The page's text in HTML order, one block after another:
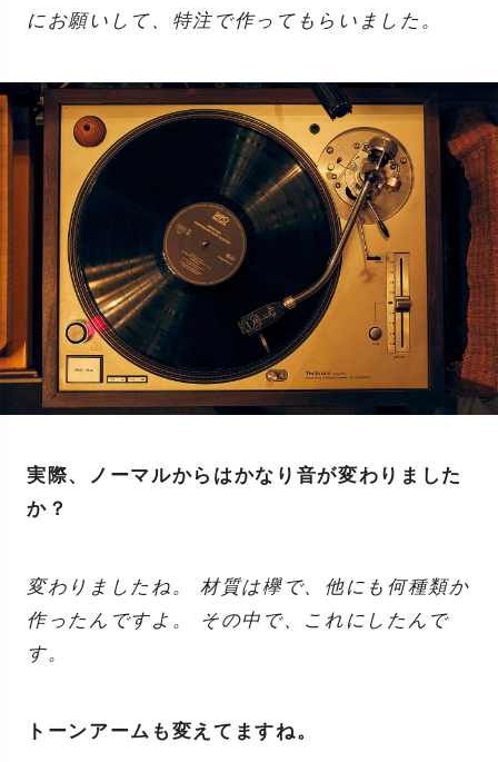
にお願いして、特注で作ってもらいました。
実際、ノーマルからはかなり音が変わりました
か？
変わりましたね。 材質は欅で、他にも何種類か
作ったんですよ。 その中で、これにしたんで
す。
トーンアームも変えてますね。